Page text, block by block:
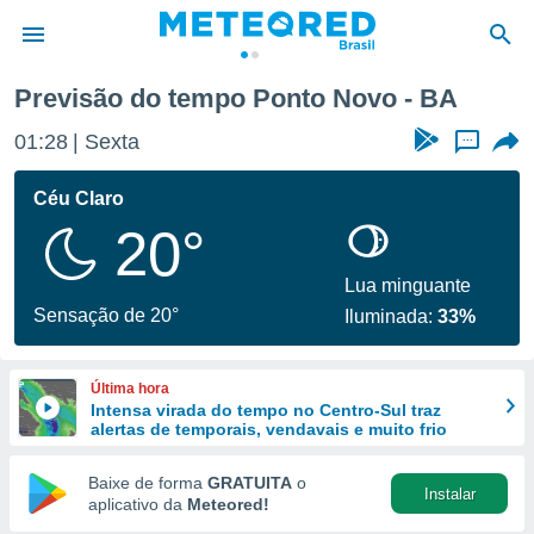
da
fornecidas
a este
das
e
forma
digital
Previsão do tempo Ponto Novo - BA
01:28 Sexta ...
Céu Claro
20°
Sensação de 20°
Lua minguante
Iluminada:33%
Última hora
Intensa virada do tempo no Centro-Sul traz
alertas de temporais, vendavais e muito frio
Baixe de forma GRATUITA o
aplicativo da Meteored!
Instalar